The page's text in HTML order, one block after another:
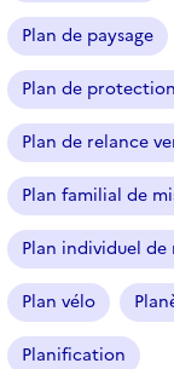
Plan de paysage
Plan de
Plan de relance
Plan familial de
Plan individuel de
Plan vélo
Planification